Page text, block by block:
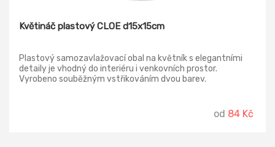
Květináč plastový CLOE d15x15cm
Plastový samozavlažovací obal na květník s elegantními
detaily je vhodný do interiéru i venkovních prostor.
Vyrobeno souběžným vstřikováním dvou barev.
od 84 Kč